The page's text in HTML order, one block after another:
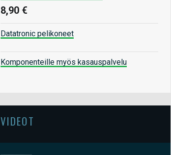
8,90 €
Datatronic pelikoneet
Komponenteille myös kasauspalvelu
VIDEOT